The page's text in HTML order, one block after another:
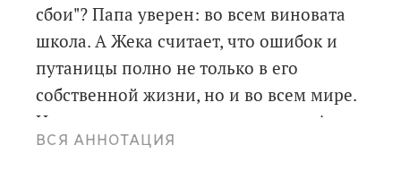
сбои"? Папа уверен: во всем виновата
школа. А Жека считает, что ошибок и
путаницы полно не только в его
собственной жизни, но и во всем мире.
И это исправит только конец света!
Осталось только выбрать, кого взять с
ВСЯ АННОТАЦИЯ